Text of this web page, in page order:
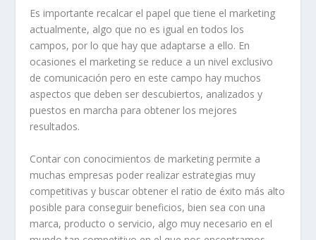
Es importante recalcar el papel que tiene el marketing
actualmente, algo que no es igual en todos los
campos, por lo que hay que adaptarse a ello. En
ocasiones el marketing se reduce a un nivel exclusivo
de comunicación pero en este campo hay muchos
aspectos que deben ser descubiertos, analizados y
puestos en marcha para obtener los mejores
resultados.
Contar con conocimientos de marketing permite a
muchas empresas poder realizar estrategias muy
competitivas y buscar obtener el ratio de éxito más alto
posible para conseguir beneficios, bien sea con una
marca, producto o servicio, algo muy necesario en el